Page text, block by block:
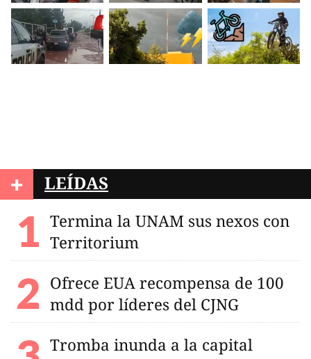
+ LEÍDAS
Termina la UNAM sus nexos con
Territorium
Ofrece EUA recompensa de 100
mdd por líderes del CJNG
Tromba inunda a la capital